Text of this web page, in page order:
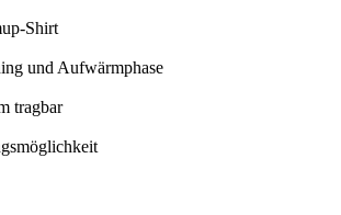
Shirt
und Aufwärmphase
tragbar